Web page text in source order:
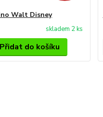
Walt Disney
skladem 2 ks
Přidat do košíku